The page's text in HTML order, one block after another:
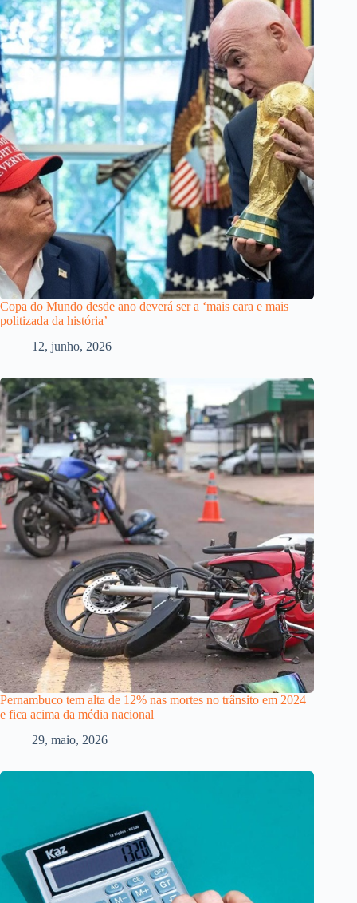
Copa do Mundo desde ano deverá ser a ‘mais cara e mais
politizada da história’
12, junho, 2026
Pernambuco tem alta de 12% nas mortes no trânsito em 2024
e fica acima da média nacional
29, maio, 2026